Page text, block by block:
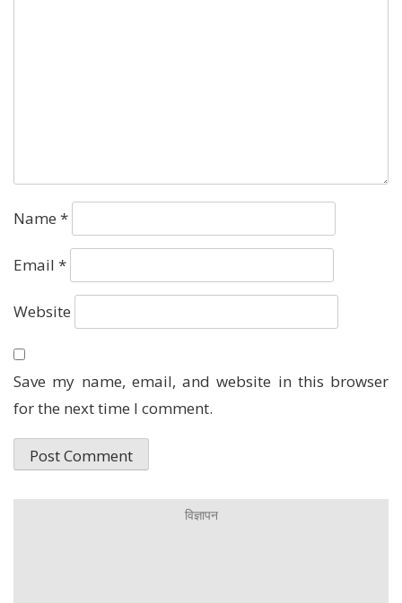
Name *
Email *
Website
Save my name, email, and website in this browser
for the next time I comment.